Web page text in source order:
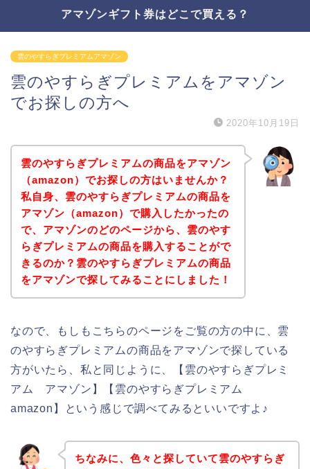
アマゾンギフト券はどこで買える？
雲のやすらぎプレミアムアマゾン
雲のやすらぎプレミアムをアマゾン
でお探しの方へ
2020年10月19日
雲のやすらぎプレミアムの商品をアマゾン
（amazon）でお探しの方はいませんか？
私自身、雲のやすらぎプレミアムの商品を
アマゾン（amazon）で購入したかったの
で、アマゾンのどのページから、雲のやす
らぎプレミアムの商品を購入することがで
きるのか？雲のやすらぎプレミアムの商品
をアマゾンで探してみることにしました！
なので、もしもこちらのページをご覧の方の中に、雲
のやすらぎプレミアムの商品をアマゾンで探している
方がいたら、私と同じように、【雲のやすらぎプレミ
アム アマゾン】【雲のやすらぎプレミアム
amazon】という感じで調べてみるといいですよ♪
ちなみに、色々と探していて雲のやすらぎ